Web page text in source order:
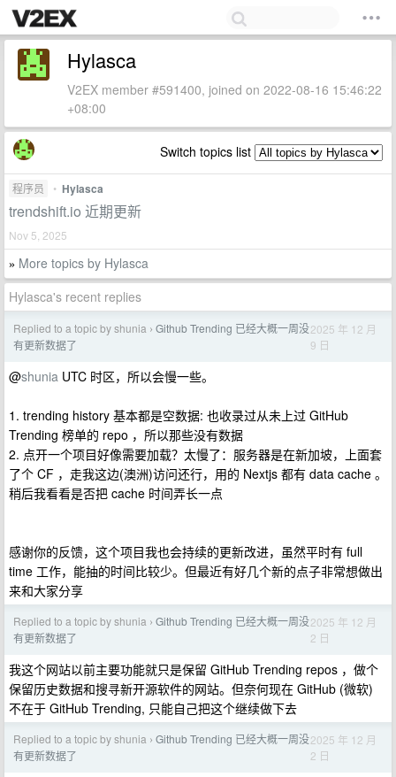
Hylasca
V2EX member #591400, joined on 2022-08-16 15:46:22
+08:00
Switch topics list
程序员 • Hylasca
trendshift.io 近期更新
Nov 5, 2025
» More topics by Hylasca
Hylasca's recent replies
Replied to a topic by shunia › Github Trending 已经大概一周没
有更新数据了
2025 年 12 月
9 日
@shunia UTC 时区，所以会慢一些。
1. trending history 基本都是空数据: 也收录过从未上过 GitHub
Trending 榜单的 repo ，所以那些没有数据
2. 点开一个项目好像需要加载？太慢了：服务器是在新加坡，上面套
了个 CF ，走我这边(澳洲)访问还行，用的 Nextjs 都有 data cache 。
稍后我看看是否把 cache 时间弄长一点
感谢你的反馈，这个项目我也会持续的更新改进，虽然平时有 full
time 工作，能抽的时间比较少。但最近有好几个新的点子非常想做出
来和大家分享
Replied to a topic by shunia › Github Trending 已经大概一周没
有更新数据了
2025 年 12 月
2 日
我这个网站以前主要功能就只是保留 GitHub Trending repos ，做个
保留历史数据和搜寻新开源软件的网站。但奈何现在 GitHub (微软)
不在于 GitHub Trending, 只能自己把这个继续做下去
Replied to a topic by shunia › Github Trending 已经大概一周没
有更新数据了
2025 年 12 月
2 日